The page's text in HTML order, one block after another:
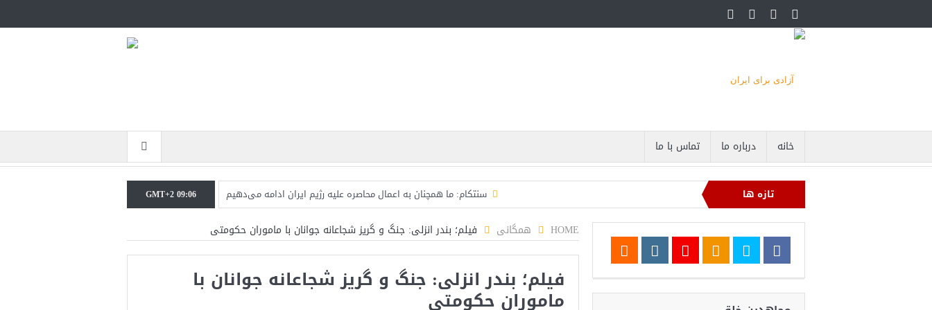
خانه درباره ما تماس با ما
تازه ها
سنتکام: ما همچنان به اعمال محاصره علیه رژیم ایران ادامه می‌دهیم
اسرائیل: حزب‌الله توافق آتش‌بس را نقض کرده، اقدام قاطعانه‌ای در راه است
حمله دوباره حوثی‌ها به عربستان؛ سپاه: هیچ توافقی را نهایی نخواهیم کرد+تحلیل
ترامپ: سرمایه‌گذاران دریافته‌اند که آمریکا در حال پیروزی است
مذاکرات تنگه هرمز به نتیجه نرسید؛ سپاه جنگ را برگزید/بازگشت دو ناو هواپیمابر
GMT+2 09:06
HOME همگانی فیلم؛ بندر انزلی: جنگ و گریز شجاعانه جوانان با ماموران حکومتی
فیلم؛ بندر انزلی: جنگ و گریز شجاعانه جوانان با
ماموران حکومتی